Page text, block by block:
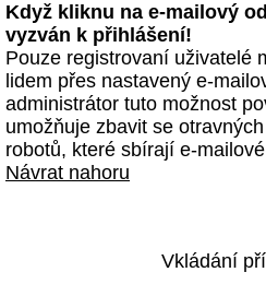
Když kliknu na e-mailový
vyzván k přihlášení!
Pouze registrovaní uživatelé
lidem přes nastavený e-
administrátor tuto možnost
umožňuje zbavit se
robotů, které sbírají e-
Návrat nahoru
Vkládání